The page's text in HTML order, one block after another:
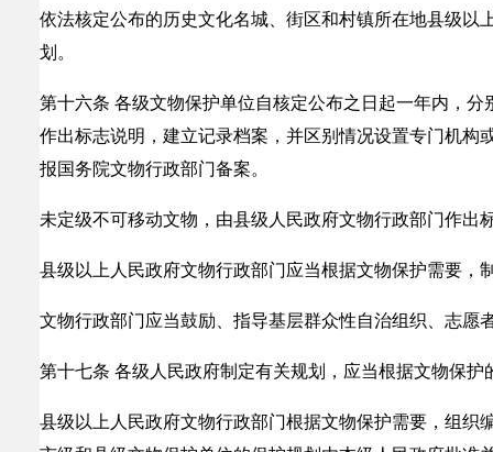
依法核定公布的历史文化名城、街区和村镇所在地县级
划。
第十六条 各级文物保护单位自核定公布之日起一年内，
作出标志说明，建立记录档案，并区别情况设置专门机
报国务院文物行政部门备案。
未定级不可移动文物，由县级人民政府文物行政部门作出
县级以上人民政府文物行政部门应当根据文物保护需要
文物行政部门应当鼓励、指导基层群众性自治组织、志愿
第十七条 各级人民政府制定有关规划，应当根据文物保
县级以上人民政府文物行政部门根据文物保护需要，组